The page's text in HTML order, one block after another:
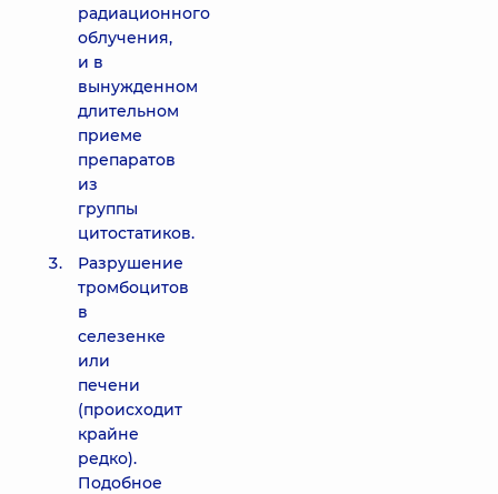
радиационного
облучения,
и в
вынужденном
длительном
приеме
препаратов
из
группы
цитостатиков.
Разрушение
тромбоцитов
в
селезенке
или
печени
(происходит
крайне
редко).
Подобное